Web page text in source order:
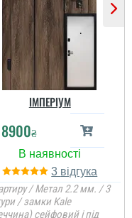
ІМПЕРІУМ
₴
3
/ Метал 2.2 мм. / 3
/ замки Kale
сейфовий і під